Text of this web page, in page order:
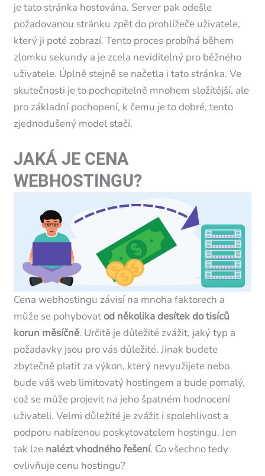
je tato stránka hostována. Server pak odešle
požadovanou stránku zpět do prohlížeče uživatele,
který ji poté zobrazí. Tento proces probíhá během
zlomku sekundy a je zcela neviditelný pro běžného
uživatele. Úplně stejně se načetla i tato stránka. Ve
skutečnosti je to pochopitelně mnohem složitější, ale
pro základní pochopení, k čemu je to dobré, tento
zjednodušený model stačí.
JAKÁ JE CENA
WEBHOSTINGU?
Cena webhostingu závisí na mnoha faktorech a
může se pohybovatod několika desítek do tisíců
korun měsíčně. Určitě je důležité zvážit, jaký typ a
požadavky jsou pro vás důležité. Jinak budete
zbytečně platit za výkon, který nevyužijete nebo
bude váš web limitovatý hostingem a bude pomalý,
což se může projevit na jeho špatném hodnocení
uživateli. Velmi důležité je zvážit i spolehlivost a
podporu nabízenou poskytovatelem hostingu. Jen
tak lze nalézt vhodného řešení. Co všechno tedy
ovlivňuje cenu hostingu?